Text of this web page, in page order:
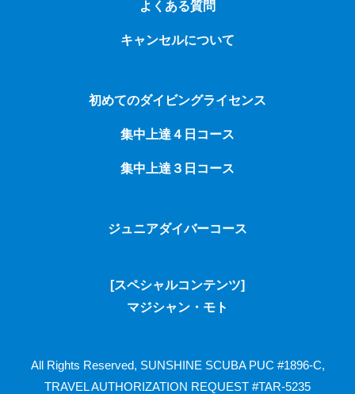
よくある質問
キャンセルについて
初めてのダイビングライセンス
集中上達４日コース
集中上達３日コース
ジュニアダイバーコース
[スペシャルコンテンツ]
マジシャン・モト
All Rights Reserved, SUNSHINE SCUBA PUC #1896-C,
TRAVEL AUTHORIZATION REQUEST #TAR-5235